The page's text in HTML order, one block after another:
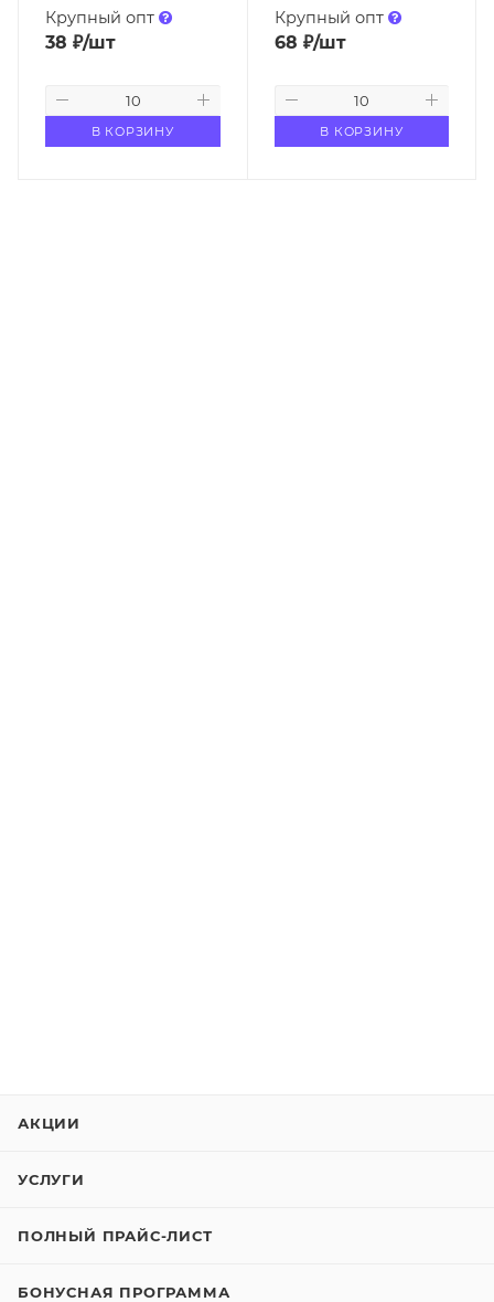
Крупный опт
38 ₽/шт
В КОРЗИНУ
Крупный опт
68 ₽/шт
В КОРЗИНУ
АКЦИИ
УСЛУГИ
ПОЛНЫЙ ПРАЙС-ЛИСТ
БОНУСНАЯ ПРОГРАММА